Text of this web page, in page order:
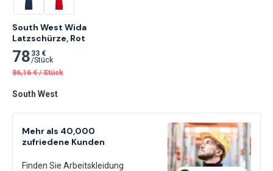
Mehr als 40,000
zufriedene Kunden
Finden Sie Arbeitskleidung
South West Wida
Latzschürze, Rot
78 33 €
/Stück
86,16 € /Stück
South West